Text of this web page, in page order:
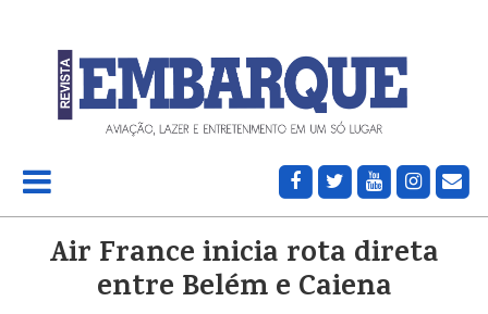
Air France inicia rota direta
entre Belém e Caiena